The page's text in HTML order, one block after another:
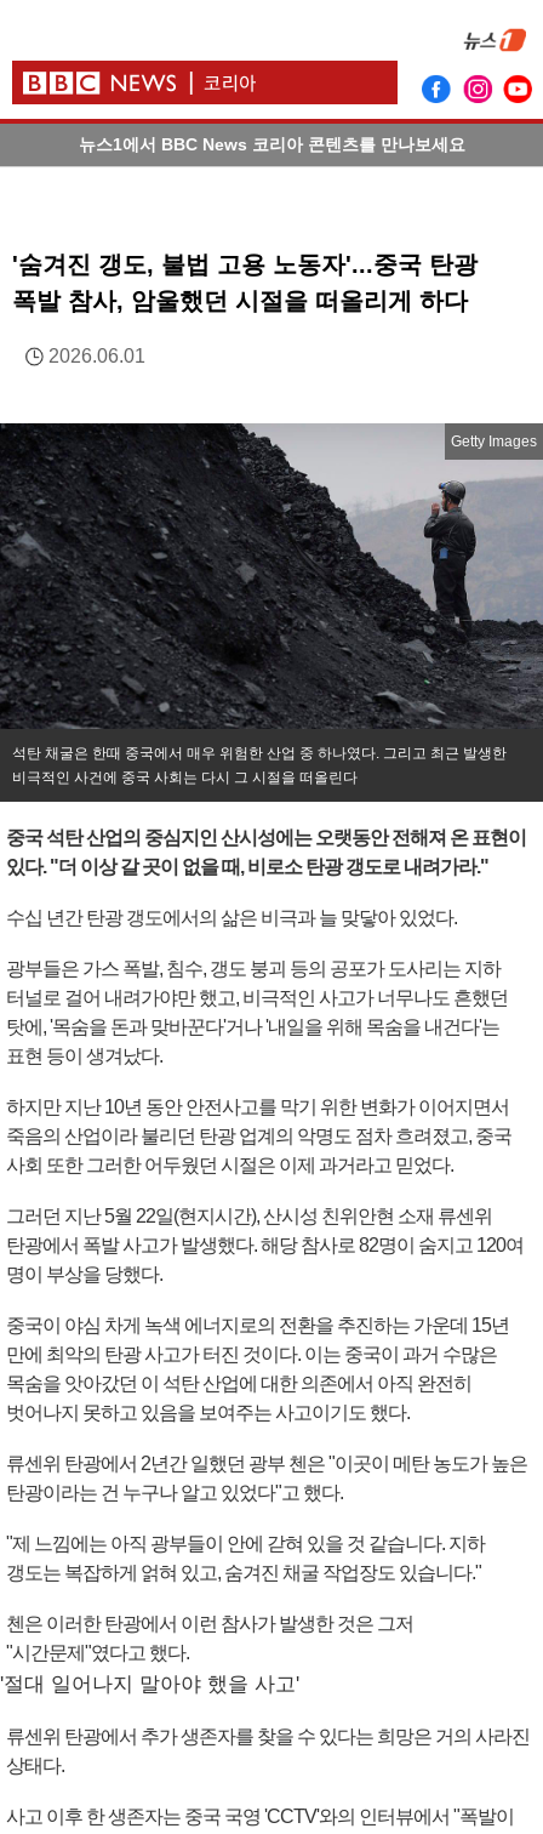
뉴스1에서 BBC News 코리아 콘텐츠를 만나보세요
'숨겨진 갱도, 불법 고용 노동자'...중국 탄광
폭발 참사, 암울했던 시절을 떠올리게 하다
2026.06.01
Getty Images
석탄 채굴은 한때 중국에서 매우 위험한 산업 중 하나였다. 그리고 최근 발생한
비극적인 사건에 중국 사회는 다시 그 시절을 떠올린다
중국 석탄 산업의 중심지인 산시성에는 오랫동안 전해져 온 표현이
있다. "더 이상 갈 곳이 없을 때, 비로소 탄광 갱도로 내려가라."
수십 년간 탄광 갱도에서의 삶은 비극과 늘 맞닿아 있었다.
광부들은 가스 폭발, 침수, 갱도 붕괴 등의 공포가 도사리는 지하
터널로 걸어 내려가야만 했고, 비극적인 사고가 너무나도 흔했던
탓에, '목숨을 돈과 맞바꾼다'거나 '내일을 위해 목숨을 내건다'는
표현 등이 생겨났다.
하지만 지난 10년 동안 안전사고를 막기 위한 변화가 이어지면서
죽음의 산업이라 불리던 탄광 업계의 악명도 점차 흐려졌고, 중국
사회 또한 그러한 어두웠던 시절은 이제 과거라고 믿었다.
그러던 지난 5월 22일(현지시간), 산시성 친위안현 소재 류센위
탄광에서 폭발 사고가 발생했다. 해당 참사로 82명이 숨지고 120여
명이 부상을 당했다.
중국이 야심 차게 녹색 에너지로의 전환을 추진하는 가운데 15년
만에 최악의 탄광 사고가 터진 것이다. 이는 중국이 과거 수많은
목숨을 앗아갔던 이 석탄 산업에 대한 의존에서 아직 완전히
벗어나지 못하고 있음을 보여주는 사고이기도 했다.
류센위 탄광에서 2년간 일했던 광부 첸은 "이곳이 메탄 농도가 높은
탄광이라는 건 누구나 알고 있었다"고 했다.
"제 느낌에는 아직 광부들이 안에 갇혀 있을 것 같습니다. 지하
갱도는 복잡하게 얽혀 있고, 숨겨진 채굴 작업장도 있습니다."
첸은 이러한 탄광에서 이런 참사가 발생한 것은 그저
"시간문제"였다고 했다.
'절대 일어나지 말아야 했을 사고'
류센위 탄광에서 추가 생존자를 찾을 수 있다는 희망은 거의 사라진
상태다.
사고 이후 한 생존자는 중국 국영 'CCTV'와의 인터뷰에서 "폭발이